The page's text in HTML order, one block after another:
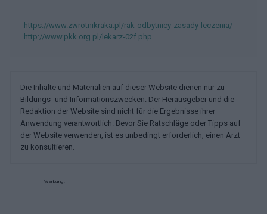
https://www.zwrotnikraka.pl/rak-odbytnicy-zasady-leczenia/
http://www.pkk.org.pl/lekarz-02f.php
Die Inhalte und Materialien auf dieser Website dienen nur zu
Bildungs- und Informationszwecken. Der Herausgeber und die
Redaktion der Website sind nicht für die Ergebnisse ihrer
Anwendung verantwortlich. Bevor Sie Ratschläge oder Tipps auf
der Website verwenden, ist es unbedingt erforderlich, einen Arzt
zu konsultieren.
Werbung: